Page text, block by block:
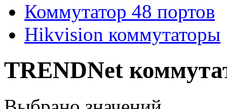
Коммутатор 48 портов
Hikvision коммутаторы
TRENDNet